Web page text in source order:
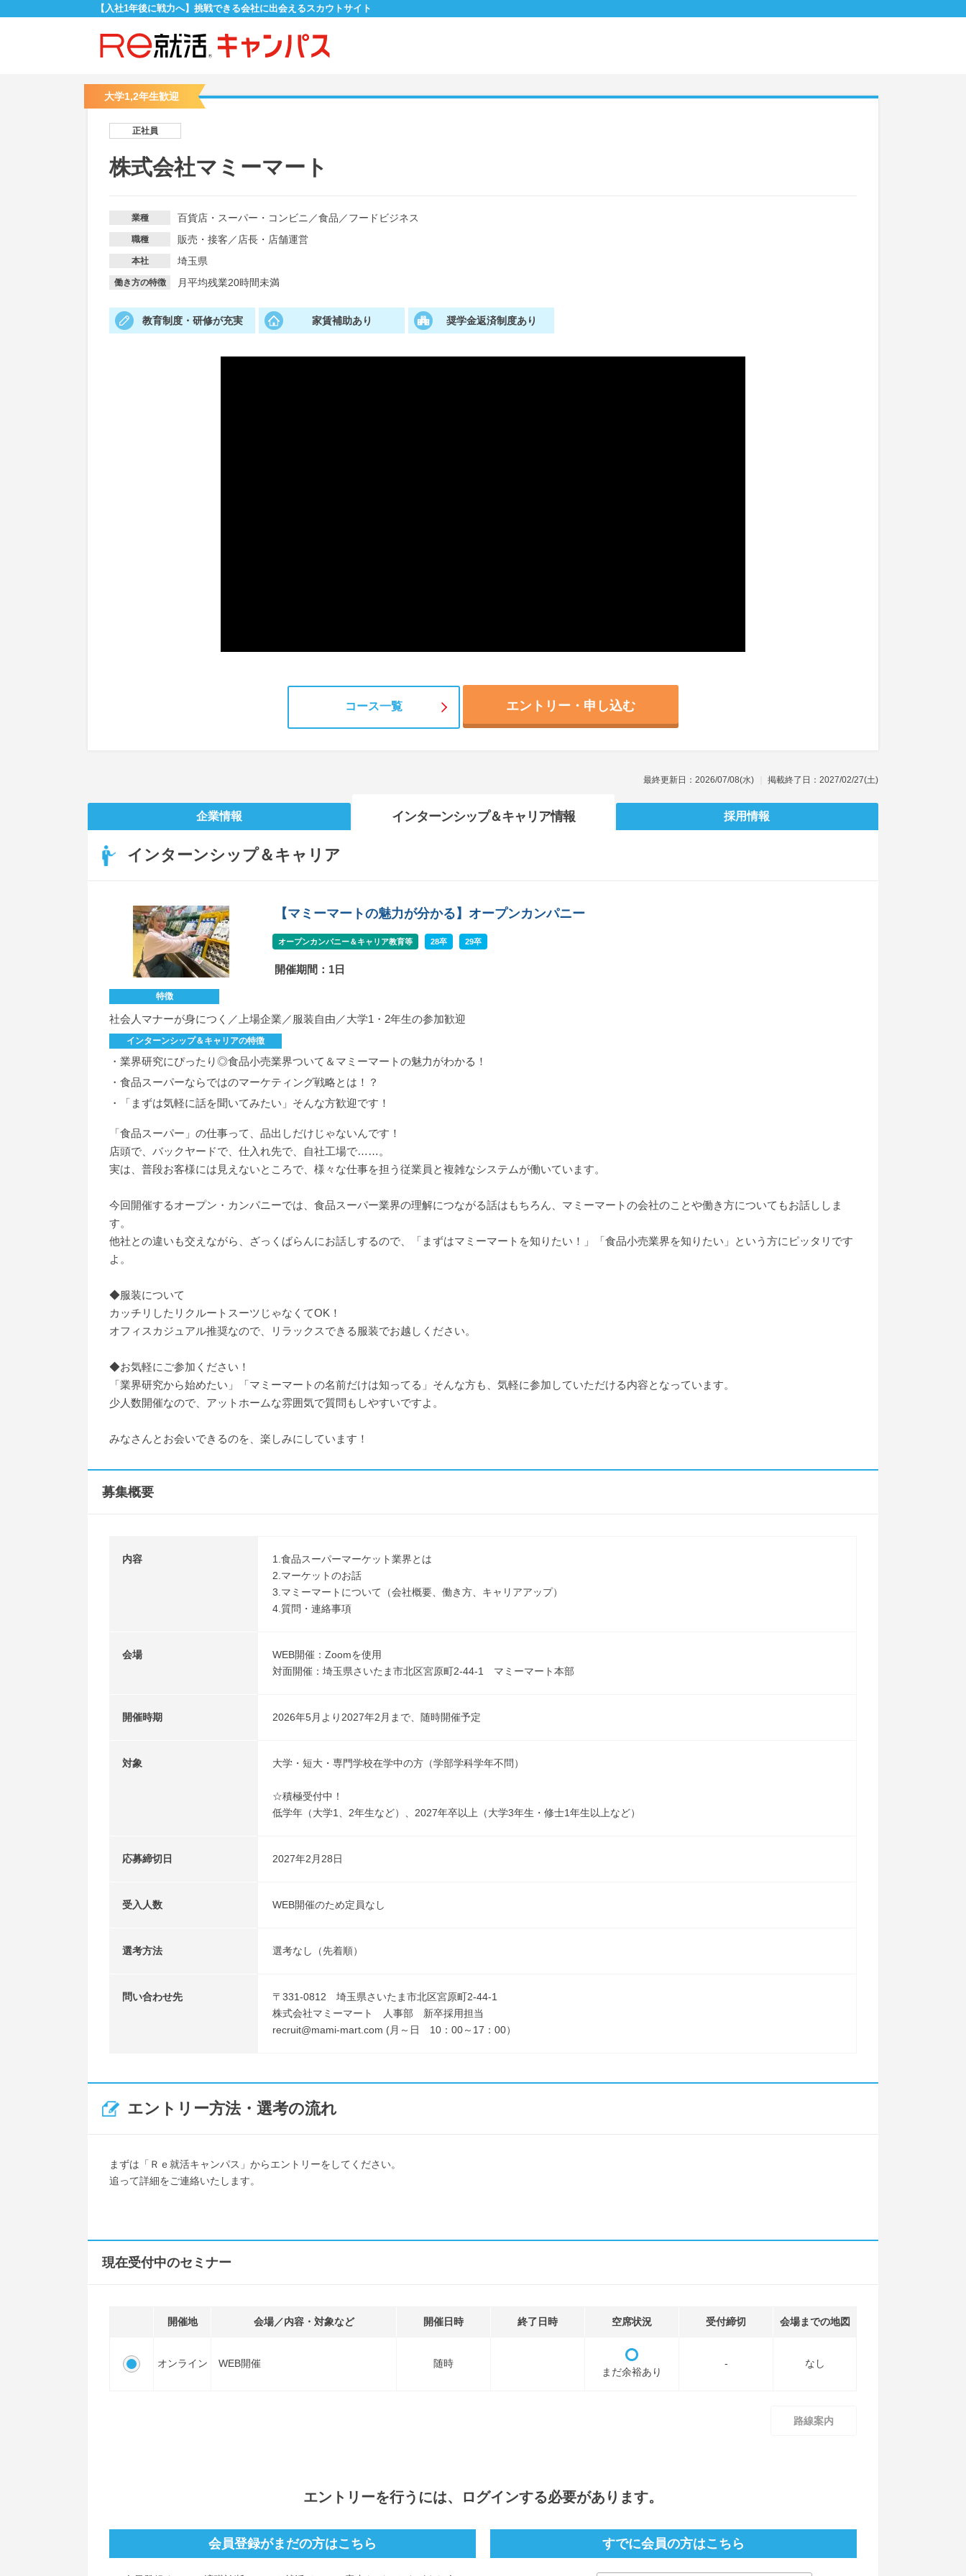
【入社1年後に戦力へ】挑戦できる会社に出会えるスカウトサイト
大学1,2年生歓迎
正社員
株式会社マミーマート
業種 百貨店・スーパー・コンビニ ／食品 ／フードビジネス
職種 販売・接客 ／ 店長・店舗運営
本社 埼玉県
働き方の特徴 月平均残業20時間未満
教育制度・研修が充実 家賃補助あり 奨学金返済制度あり
コース一覧 エントリー・申し込む
最終更新日：2026/07/08(水) 掲載終了日：2027/02/27(土)
企業情報 インターンシップ＆キャリア情報 採用情報
インターンシップ＆キャリア
【マミーマートの魅力が分かる】オープンカンパニー
オープンカンパニー＆キャリア教育等 28卒 29卒
開催期間：1日
特徴
社会人マナーが身につく／上場企業／服装自由／大学1・2年生の参加歓迎
インターンシップ＆キャリアの特徴
・業界研究にぴったり◎食品小売業界ついて＆マミーマートの魅力がわかる！
・食品スーパーならではのマーケティング戦略とは！？
・「まずは気軽に話を聞いてみたい」そんな方歓迎です！
「食品スーパー」の仕事って、品出しだけじゃないんです！
店頭で、バックヤードで、仕入れ先で、自社工場で……。
実は、普段お客様には見えないところで、様々な仕事を担う従業員と複雑なシステムが働いています。
今回開催するオープン・カンパニーでは、食品スーパー業界の理解につながる話はもちろん、マミーマートの会社のことや働き方についてもお話ししま
す。
他社との違いも交えながら、ざっくばらんにお話しするので、「まずはマミーマートを知りたい！」「食品小売業界を知りたい」という方にピッタリです
よ。
◆服装について
カッチリしたリクルートスーツじゃなくてOK！
オフィスカジュアル推奨なので、リラックスできる服装でお越しください。
◆お気軽にご参加ください！
「業界研究から始めたい」「マミーマートの名前だけは知ってる」そんな方も、気軽に参加していただける内容となっています。
少人数開催なので、アットホームな雰囲気で質問もしやすいですよ。
みなさんとお会いできるのを、楽しみにしています！
募集概要
内容
1.食品スーパーマーケット業界とは
2.マーケットのお話
3.マミーマートについて（会社概要、働き方、キャリアアップ）
4.質問・連絡事項
会場
WEB開催：Zoomを使用
対面開催：埼玉県さいたま市北区宮原町2-44-1 マミーマート本部
開催時期 2026年5月より2027年2月まで、随時開催予定
対象 大学・短大・専門学校在学中の方（学部学科学年不問）
☆積極受付中！
低学年（大学1、2年生など）、2027年卒以上（大学3年生・修士1年生以上など）
応募締切日 2027年2月28日
受入人数 WEB開催のため定員なし
選考方法 選考なし（先着順）
問い合わせ先
〒331-0812 埼玉県さいたま市北区宮原町2-44-1
株式会社マミーマート 人事部 新卒採用担当
recruit@mami-mart.com (月～日 10：00～17：00）
エントリー方法・選考の流れ
まずは「Ｒｅ就活キャンパス」からエントリーをしてください。
追って詳細をご連絡いたします。
現在受付中のセミナー
開催地 会場／内容・対象など 開催日時 終了日時 空席状況 受付締切 会場までの地図
オンライン WEB開催 随時
まだ余裕あり
- なし
路線案内
エントリーを行うには、ログインする必要があります。
すでに会員の方はこちら
会員登録がまだの方はこちら